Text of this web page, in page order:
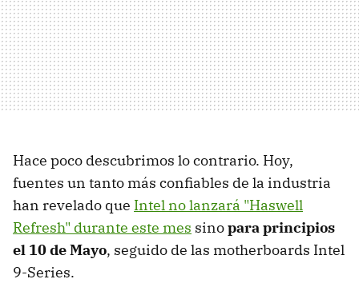
Hace poco descubrimos lo contrario. Hoy,
fuentes un tanto más confiables de la industria
han revelado que Intel no lanzará "Haswell
Refresh" durante este mes sinopara principios
el 10 de Mayo, seguido de las motherboards Intel
9-Series.